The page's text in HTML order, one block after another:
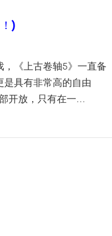
)
《上古卷轴5》一直备
具有非常高的自由
开放，只有在一...